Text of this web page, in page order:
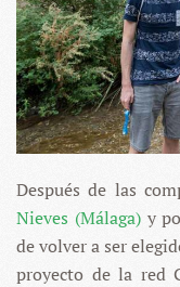
Después de las
Nieves (Málaga)y
de volver a ser
proyecto de la red